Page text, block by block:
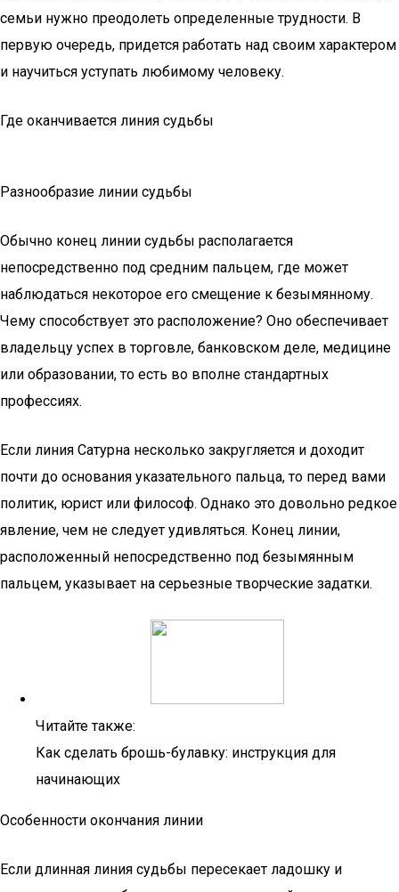
семьи нужно преодолеть определенные трудности. В
первую очередь, придется работать над своим характером
и научиться уступать любимому человеку.
Где оканчивается линия судьбы
Разнообразие линии судьбы
Обычно конец линии судьбы располагается
непосредственно под средним пальцем, где может
наблюдаться некоторое его смещение к безымянному.
Чему способствует это расположение? Оно обеспечивает
владельцу успех в торговле, банковском деле, медицине
или образовании, то есть во вполне стандартных
профессиях.
Если линия Сатурна несколько закругляется и доходит
почти до основания указательного пальца, то перед вами
политик, юрист или философ. Однако это довольно редкое
явление, чем не следует удивляться. Конец линии,
расположенный непосредственно под безымянным
пальцем, указывает на серьезные творческие задатки.
Читайте также:
Как сделать брошь-булавку: инструкция для
начинающих
Особенности окончания линии
Если длинная линия судьбы пересекает ладошку и